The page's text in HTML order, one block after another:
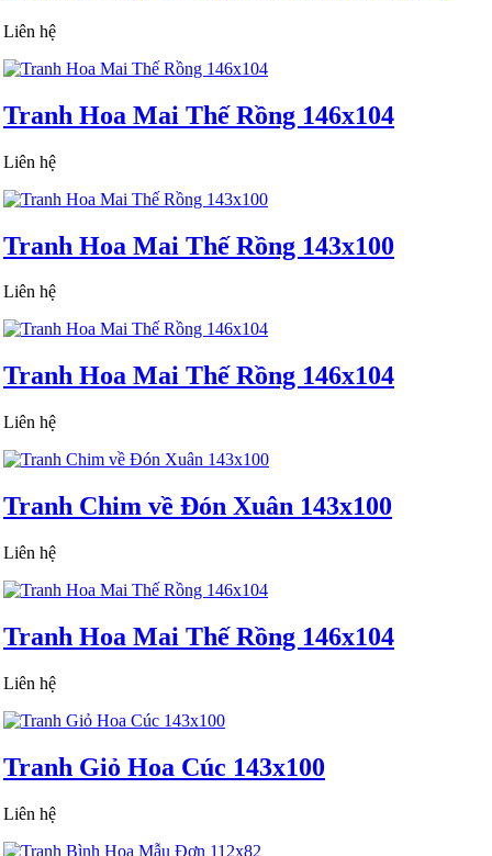
Liên hệ
Tranh Hoa Mai Thế Rồng 146x104
Liên hệ
Tranh Hoa Mai Thế Rồng 143x100
Liên hệ
Tranh Hoa Mai Thế Rồng 146x104
Liên hệ
Tranh Chim về Đón Xuân 143x100
Liên hệ
Tranh Hoa Mai Thế Rồng 146x104
Liên hệ
Tranh Giỏ Hoa Cúc 143x100
Liên hệ